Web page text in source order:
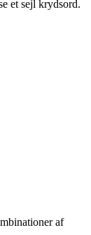
et sejl krydsord.
af